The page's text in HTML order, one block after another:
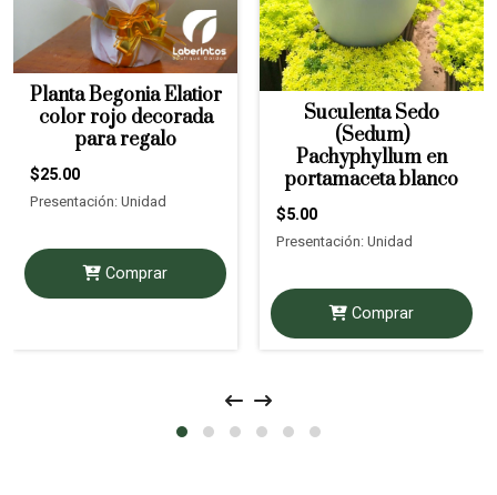
Planta Begonia Elatior
color rojo decorada
para regalo
$25.00
Presentación: Unidad
Comprar
Suculenta Sedo
(Sedum)
Pachyphyllum en
portamaceta blanco
$5.00
Presentación: Unidad
Comprar